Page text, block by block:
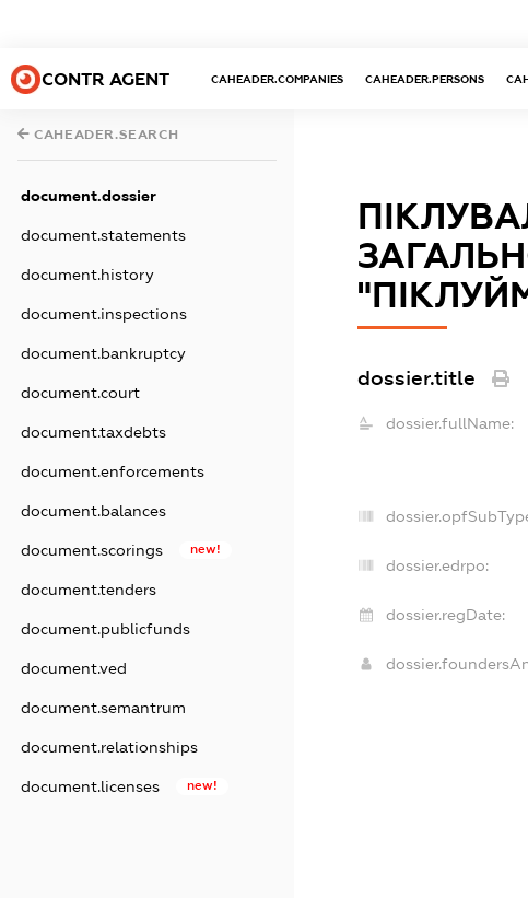
CONTR AGENT CAHEADER.COMPANIES CAHEADER.PERSONS
CAHEADER.SEARCH
document.dossier
document.statements
document.history
document.inspections
document.bankruptcy
document.court
document.taxdebts
document.enforcements
document.balances
document.scorings new!
document.tenders
document.publicfunds
document.ved
document.semantrum
document.relationships
document.licenses new!
dossier.title
dossier.fullName:
dossier.edrpo:
dossier.regDate: